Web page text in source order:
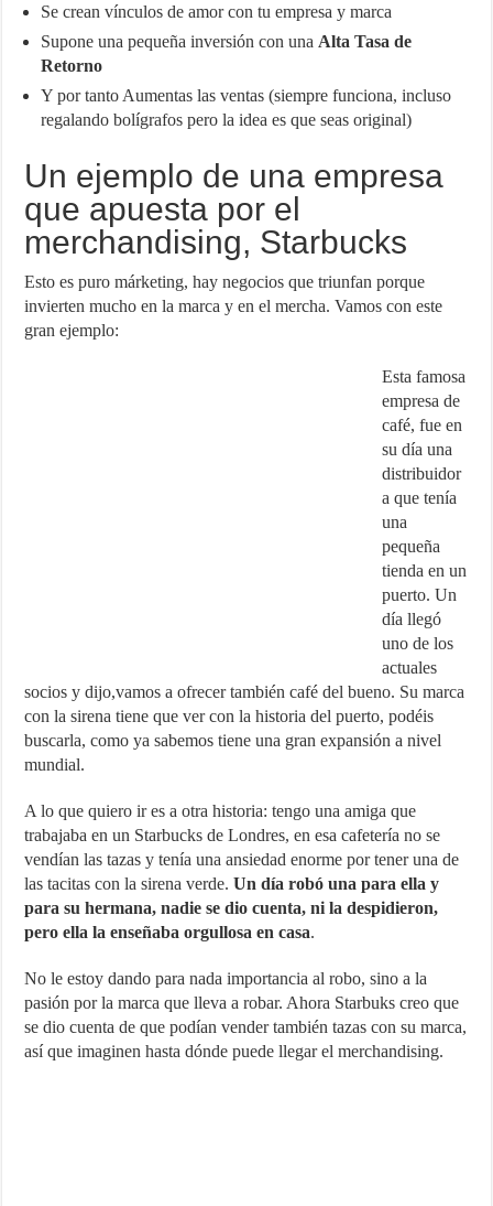
Se crean vínculos de amor con tu empresa y marca
Supone una pequeña inversión con una Alta Tasa de
Retorno
Y por tanto Aumentas las ventas (siempre funciona, incluso
regalando bolígrafos pero la idea es que seas original)
Un ejemplo de una empresa
que apuesta por el
merchandising, Starbucks
Esto es puro márketing, hay negocios que triunfan porque
invierten mucho en la marca y en el mercha. Vamos con este
gran ejemplo:
Esta famosa
empresa de
café, fue en
su día una
distribuidor
a que tenía
una
pequeña
tienda en un
puerto. Un
día llegó
uno de los
actuales
socios y dijo,vamos a ofrecer también café del bueno. Su marca
con la sirena tiene que ver con la historia del puerto, podéis
buscarla, como ya sabemos tiene una gran expansión a nivel
mundial.
A lo que quiero ir es a otra historia: tengo una amiga que
trabajaba en un Starbucks de Londres, en esa cafetería no se
vendían las tazas y tenía una ansiedad enorme por tener una de
las tacitas con la sirena verde.Un día robó una para ella y
para su hermana, nadie se dio cuenta, ni la despidieron,
pero ella la enseñaba orgullosa en casa.
No le estoy dando para nada importancia al robo, sino a la
pasión por la marca que lleva a robar. Ahora Starbuks creo que
se dio cuenta de que podían vender también tazas con su marca,
así que imaginen hasta dónde puede llegar el merchandising.